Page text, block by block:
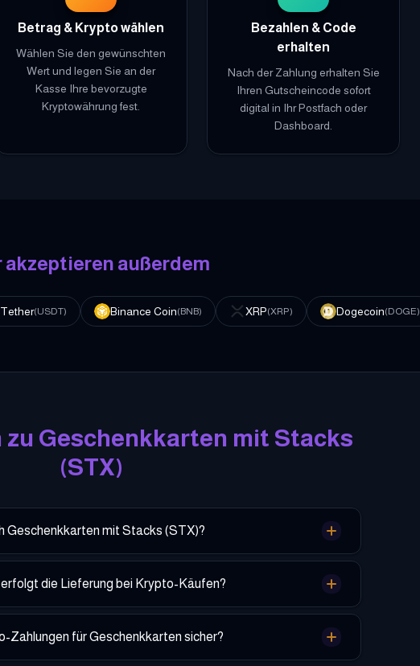
Betrag & Krypto wählen
Wählen Sie den gewünschten
Wert und legen Sie an der
Kasse Ihre bevorzugte
Kryptowährung fest.
Bezahlen & Code
erhalten
Nach der Zahlung erhalten Sie
Ihren Gutscheincode sofort
digital in Ihr Postfach oder
Dashboard.
akzeptieren außerdem
Tether(USDT) Binance Coin(BNB) XRP(XRP) Dogecoin(DOGE)
zu Geschenkkarten mit Stacks
(STX)
Geschenkkarten mit Stacks (STX)?
erfolgt die Lieferung bei Krypto-Käufen?
Zahlungen für Geschenkkarten sicher?